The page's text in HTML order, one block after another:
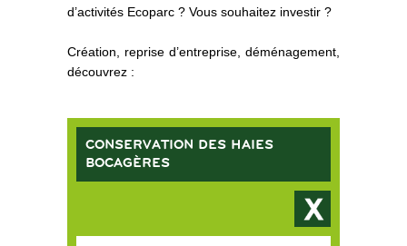
d’activités Ecoparc ? Vous souhaitez investir ?
Création, reprise d’entreprise, déménagement,
découvrez :
CONSERVATION DES HAIES
BOCAGÈRES